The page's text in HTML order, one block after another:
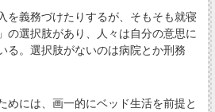
を義務づけたりするが、そもそも就寝
の選択肢があり、人々は自分の意思に
る。選択肢がないのは病院とか刑務
には、画一的にベッド生活を前提と